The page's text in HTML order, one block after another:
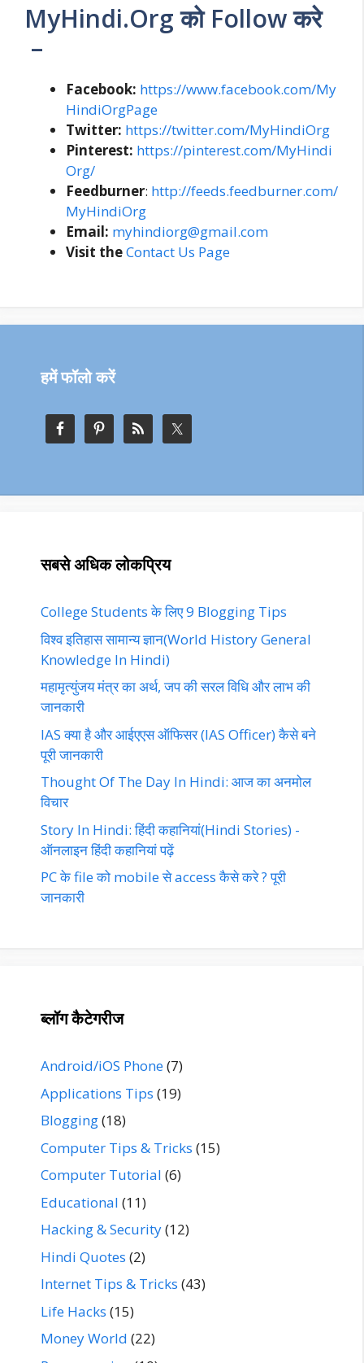
MyHindi.Org को Follow करे
–
Facebook: https://www.facebook.com/My
HindiOrgPage
Twitter: https://twitter.com/MyHindiOrg
Pinterest: https://pinterest.com/MyHindi
Org/
Feedburner: http://feeds.feedburner.com/
MyHindiOrg
Email: myhindiorg@gmail.com
Visit theContact Us Page
हमें फॉलो करें
सबसे अधिक लोकप्रिय
College Students के लिए 9 Blogging Tips
विश्व इतिहास सामान्य ज्ञान(World History General
Knowledge In Hindi)
महामृत्युंजय मंत्र का अर्थ, जप की सरल विधि और लाभ की
जानकारी
IAS क्या है और आईएएस ऑफिसर (IAS Officer) कैसे बने
पूरी जानकारी
Thought Of The Day In Hindi: आज का अनमोल
विचार
Story In Hindi: हिंदी कहानियां(Hindi Stories) -
ऑनलाइन हिंदी कहानियां पढ़ें‎‎
PC के file को mobile से access कैसे करे ? पूरी
जानकारी
ब्लॉग कैटेगरीज
Android/iOS Phone(7)
Applications Tips (19)
Blogging(18)
Computer Tips & Tricks (15)
Computer Tutorial (6)
Educational (11)
Hacking & Security(12)
Hindi Quotes (2)
Internet Tips & Tricks (43)
Life Hacks (15)
Money World (22)